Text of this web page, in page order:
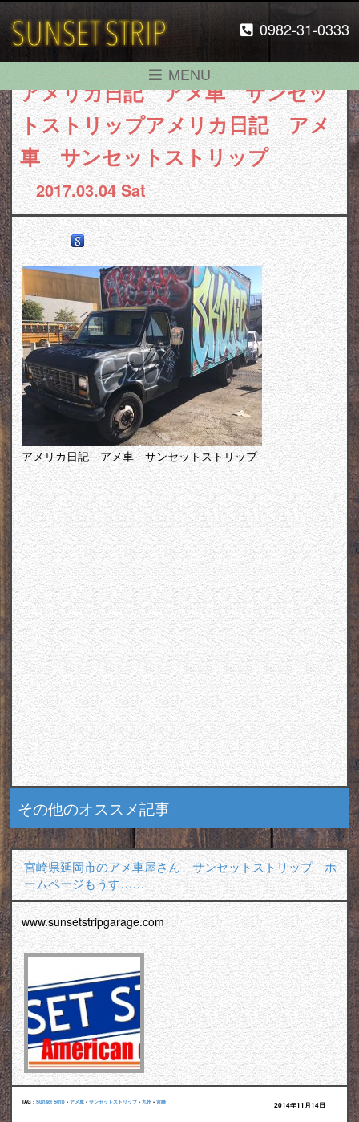
0982-31-0333
MENU
アメリカ日記 アメ車 サンセッ
トストリップアメリカ日記 アメ
車 サンセットストリップ
2017.03.04 Sat
アメリカ日記 アメ車 サンセットストリップ
その他のオススメ記事
宮崎県延岡市のアメ車屋さん サンセットストリップ ホ
ームページもうす……
www.sunsetstripgarage.com
TAG : Sunset Strip • アメ車 • サンセットストリップ• 九州 • 宮崎 2014年11月14日